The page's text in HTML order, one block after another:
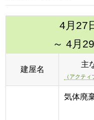
4月27
～ 4月
建屋名
主
（アクテ
気体廃